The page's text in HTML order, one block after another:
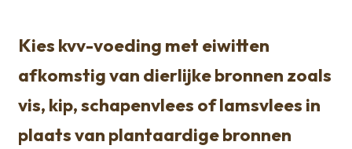
Kies kvv-voeding met eiwitten
afkomstig van dierlijke bronnen zoals
vis, kip, schapenvlees of lamsvlees in
plaats van plantaardige bronnen